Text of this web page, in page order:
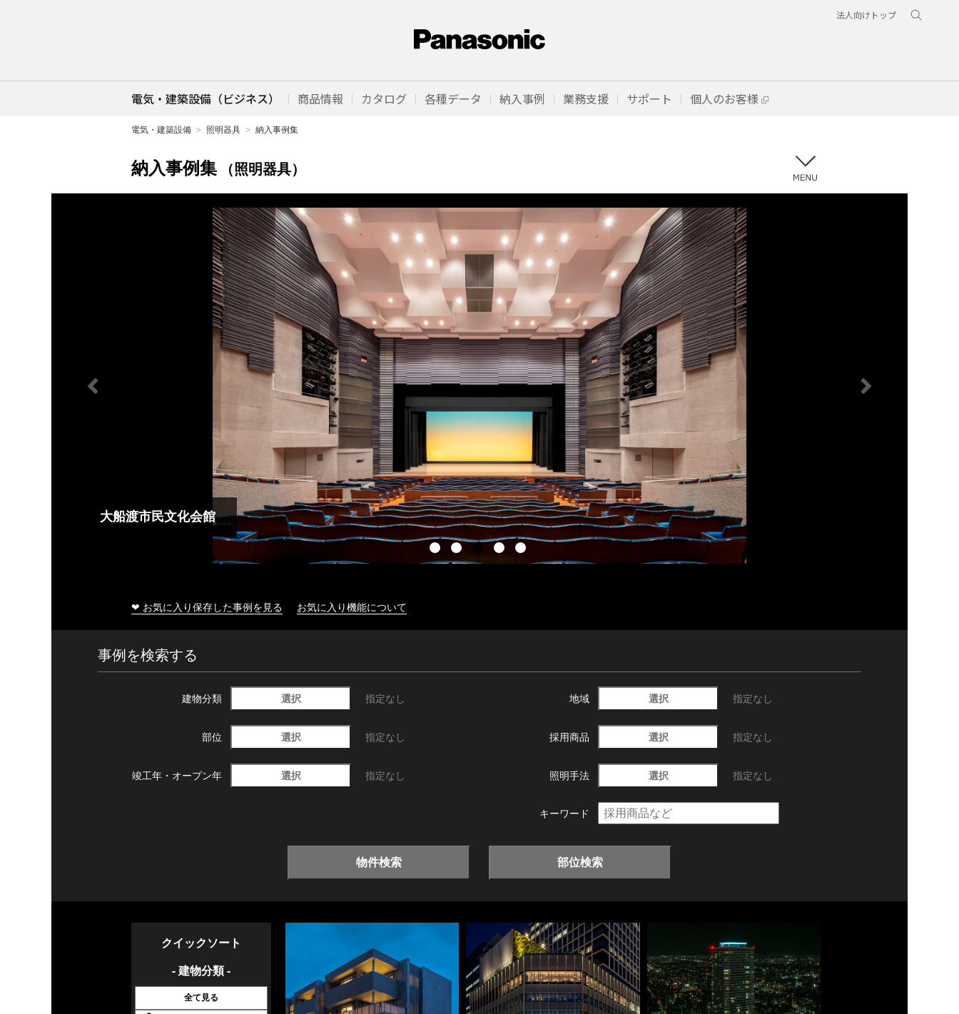
法人向けトップ
電気・建築設備（ビジネス） 商品情報 カタログ 各種データ 納入事例 業務支援 サポート 個人のお客様
電気・建築設備 照明器具 納入事例集
納入事例集 （照明器具）
大船渡市民文化会館
❤ お気に入り保存した事例を見る お気に入り機能について
事例を検索する
建物分類 選択 指定なし 地域 選択 指定なし
部位 選択 指定なし 採用商品 選択 指定なし
竣工年・ オープン年 選択 指定なし 照明手法 選択 指定なし
キーワード
物件検索 部位検索
クイックソート
- 建物分類 -
全て見る